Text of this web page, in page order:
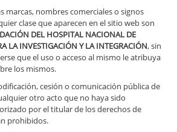
marcas, nombres comerciales o signos
clase que aparecen en el sitio web son
DEL HOSPITAL NACIONAL DE
LA INVESTIGACIÓN Y LA INTEGRACIÓN, sin
que el uso o acceso al mismo le atribuya
los mismos.
cesión o comunicación pública de
otro acto que no haya sido
por el titular de los derechos de
prohibidos.